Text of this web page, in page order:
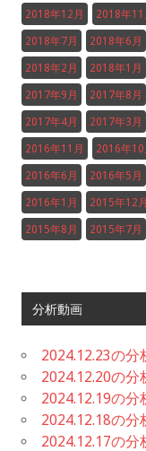
2018年12月 2018年11
2018年7月 2018年6月
2018年2月 2018年1月
2017年9月 2017年8月
2017年4月 2017年3月
2016年11月 2016年10
2016年6月 2016年5月
2016年1月 2015年12月
2015年8月 2015年7月
分析動画
2024.12.23の分
2024.12.20の分
2024.12.19の分
2024.12.18の分
2024.12.17の分